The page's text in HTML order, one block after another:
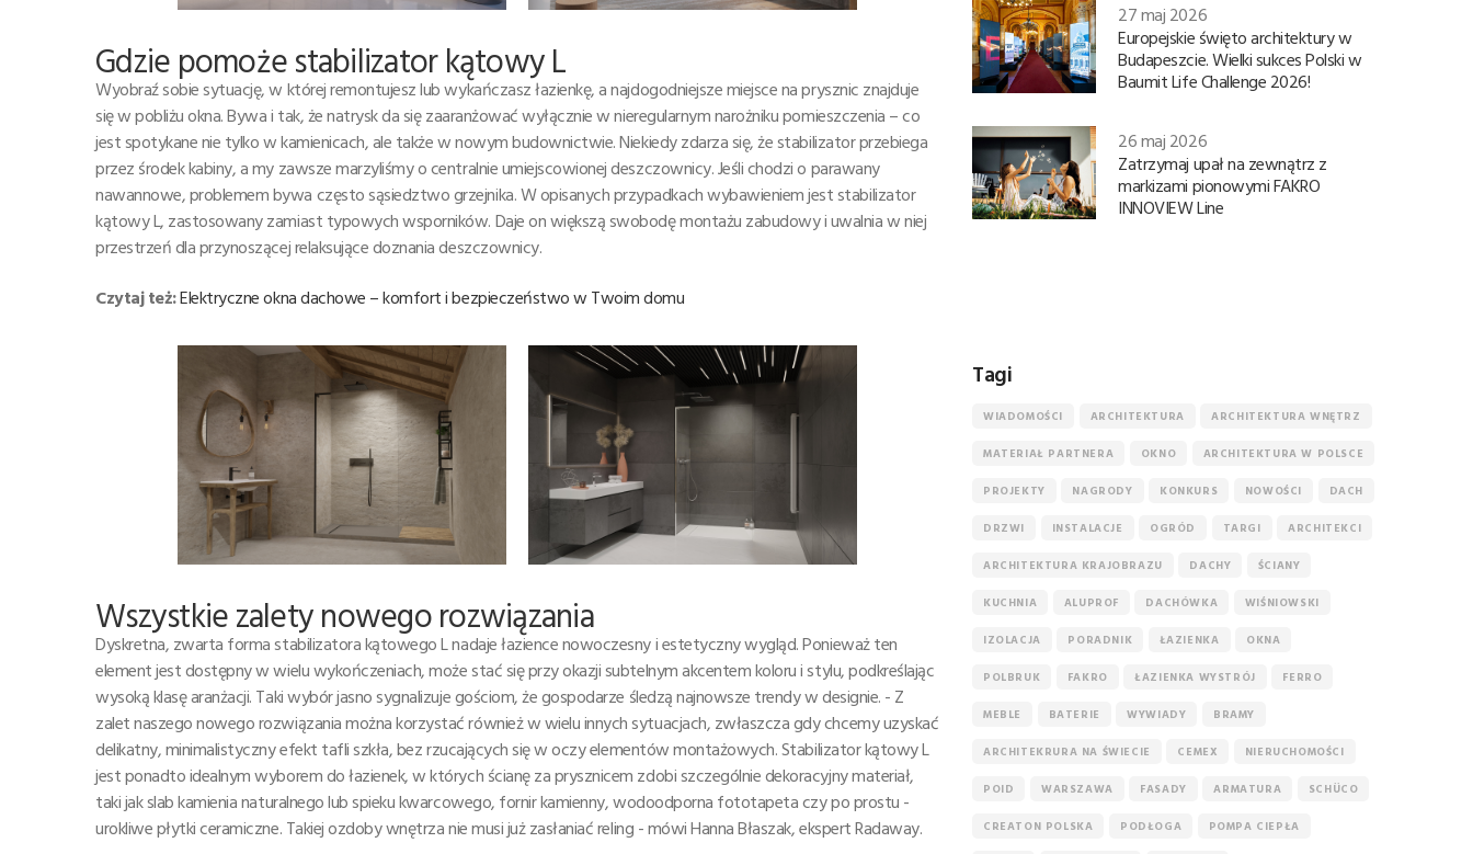
Gdzie pomoże stabilizator kątowy L
Wyobraź sobie sytuację, w której remontujesz lub wykańczasz łazienkę, a najdogodniejsze miejsce na prysznic znajduje
się w pobliżu okna. Bywa i tak, że natrysk da się zaaranżować wyłącznie w nieregularnym narożniku pomieszczenia – co
jest spotykane nie tylko w kamienicach, ale także w nowym budownictwie. Niekiedy zdarza się, że stabilizator przebiega
przez środek kabiny, a my zawsze marzyliśmy o centralnie umiejscowionej deszczownicy. Jeśli chodzi o parawany
nawannowe, problemem bywa często sąsiedztwo grzejnika. W opisanych przypadkach wybawieniem jest stabilizator
kątowy L, zastosowany zamiast typowych wsporników. Daje on większą swobodę montażu zabudowy i uwalnia w niej
przestrzeń dla przynoszącej relaksujące doznania deszczownicy.
Czytaj też:Elektryczne okna dachowe – komfort i bezpieczeństwo w Twoim domu
Wszystkie zalety nowego rozwiązania
Dyskretna, zwarta forma stabilizatora kątowego L nadaje łazience nowoczesny i estetyczny wygląd. Ponieważ ten
element jest dostępny w wielu wykończeniach, może stać się przy okazji subtelnym akcentem koloru i stylu, podkreślając
wysoką klasę aranżacji. Taki wybór jasno sygnalizuje gościom, że gospodarze śledzą najnowsze trendy w designie. - Z
zalet naszego nowego rozwiązania można korzystać również w wielu innych sytuacjach, zwłaszcza gdy chcemy uzyskać
delikatny, minimalistyczny efekt tafli szkła, bez rzucających się w oczy elementów montażowych. Stabilizator kątowy L
jest ponadto idealnym wyborem do łazienek, w których ścianę za prysznicem zdobi szczególnie dekoracyjny materiał,
taki jak slab kamienia naturalnego lub spieku kwarcowego, fornir kamienny, wodoodporna fototapeta czy po prostu -
urokliwe płytki ceramiczne. Takiej ozdoby wnętrza nie musi już zasłaniać reling - mówi Hanna Błaszak, ekspert Radaway.
27 maj 2026
Europejskie święto architektury w
Budapeszcie. Wielki sukces Polski w
Baumit Life Challenge 2026!
26 maj 2026
Zatrzymaj upał na zewnątrz z
markizami pionowymi FAKRO
INNOVIEW Line
Tagi
WIADOMOŚCI ARCHITEKTURA ARCHITEKTURA WNĘTRZ
MATERIAŁ PARTNERA OKNO ARCHITEKTURA W POLSCE
PROJEKTY NAGRODY KONKURS NOWOŚCI DACH
DRZWI INSTALACJE OGRÓD TARGI ARCHITEKCI
ARCHITEKTURA KRAJOBRAZU DACHY ŚCIANY
KUCHNIA ALUPROF DACHÓWKA WIŚNIOWSKI
IZOLACJA PORADNIK ŁAZIENKA OKNA
POLBRUK FAKRO ŁAZIENKA WYSTRÓJ FERRO
MEBLE BATERIE WYWIADY BRAMY
ARCHITEKRURA NA ŚWIECIE CEMEX NIERUCHOMOŚCI
POID WARSZAWA FASADY ARMATURA SCHÜCO
CREATON POLSKA PODŁOGA POMPA CIEPŁA